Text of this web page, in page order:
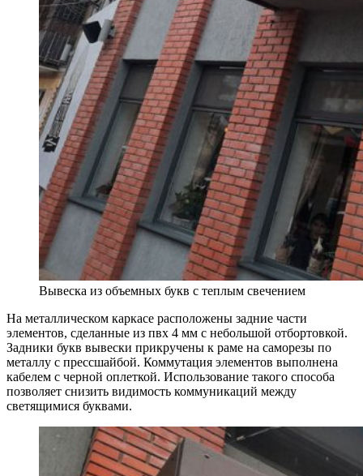
Вывеска из объемных букв с теплым свечением
На металлическом каркасе расположены задние части
элементов, сделанные из пвх 4 мм с небольшой отбортовкой.
Задники букв вывески прикручены к раме на саморезы по
металлу с прессшайбой. Коммутация элементов выполнена
кабелем с черной оплеткой. Использование такого способа
позволяет снизить видимость коммуникаций между
светящимися буквами.